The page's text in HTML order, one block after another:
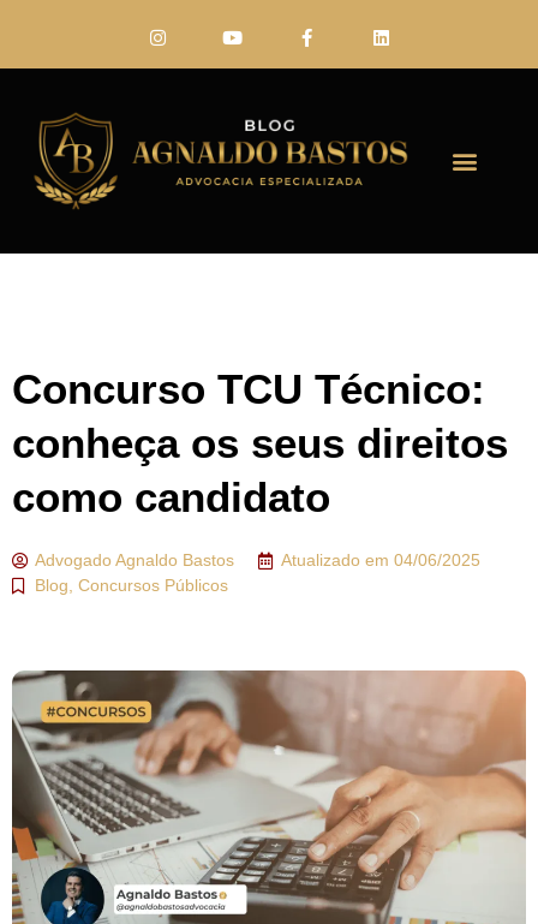
Concurso TCU Técnico:
conheça os seus direitos
como candidato
AdvogadoAgnaldo Bastos Atualizado em 04/06/2025
Blog, Concursos Públicos